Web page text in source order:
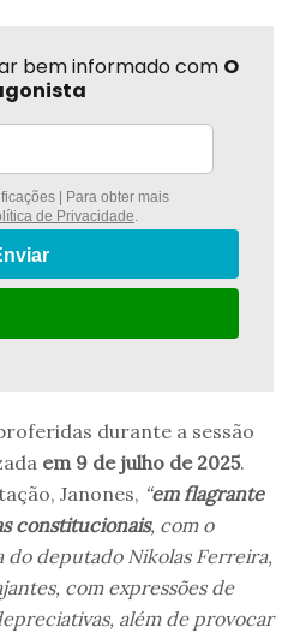
bem informado com O
| Para obter mais
de Privacidade.
durante a sessão
em 9 de julho de 2025.
Janones, “em flagrante
constitucionais, com o
do deputado Nikolas Ferreira,
com expressões de
além de provocar